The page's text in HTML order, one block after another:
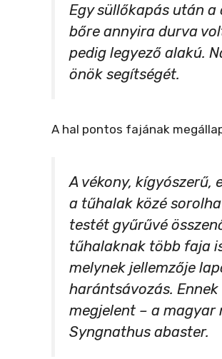
Egy süllőkapás után
bőre annyira durva
pedig legyező alakú.
önök segítségét.
A hal pontos fajának
A vékony, kígyószerű,
a tűhalak közé
testét gyűrűvé
tűhalaknak több faja
melynek jellemzője
harántsávozás.
megjelent – a
Syngnathus abaster.